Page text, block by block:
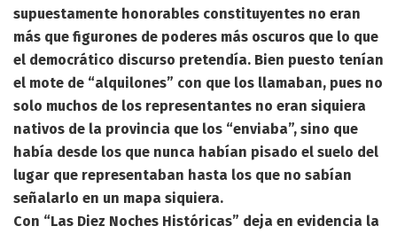
supuestamente honorables constituyentes no eran
más que figurones de poderes más oscuros que lo que
el democrático discurso pretendía. Bien puesto tenían
el mote de “alquilones” con que los llamaban, pues no
solo muchos de los representantes no eran siquiera
nativos de la provincia que los “enviaba”, sino que
había desde los que nunca habían pisado el suelo del
lugar que representaban hasta los que no sabían
señalarlo en un mapa siquiera.
Con “Las Diez Noches Históricas” deja en evidencia la